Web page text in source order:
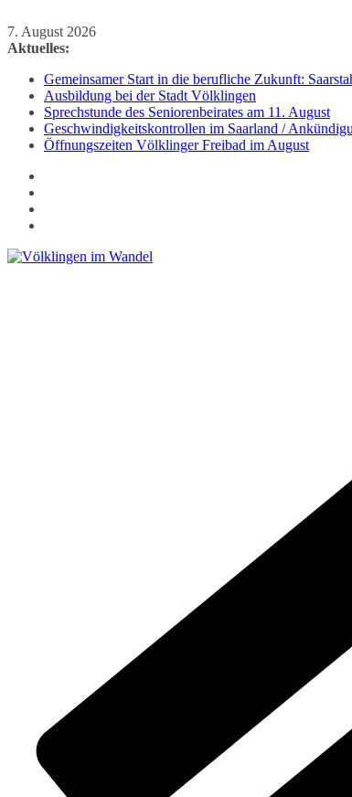
Zum
Inhalt
7. August 2026
Aktuelles:
Gemeinsamer Start in die berufliche Zukunft:
Ausbildung bei der Stadt Völklingen
Sprechstunde des Seniorenbeirates am 11. August
Geschwindigkeitskontrollen im Saarland /
Öffnungszeiten Völklinger Freibad im August